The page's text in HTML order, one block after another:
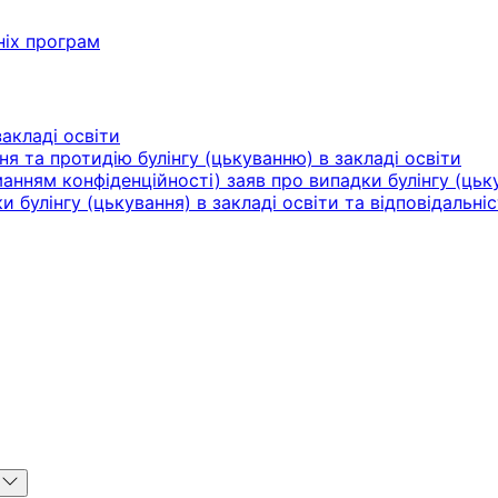
програм
освіти
та протидію булінгу (цькуванню) в закладі освіти
конфіденційності) заяв про випадки булінгу
(цькування) в закладі освіти та